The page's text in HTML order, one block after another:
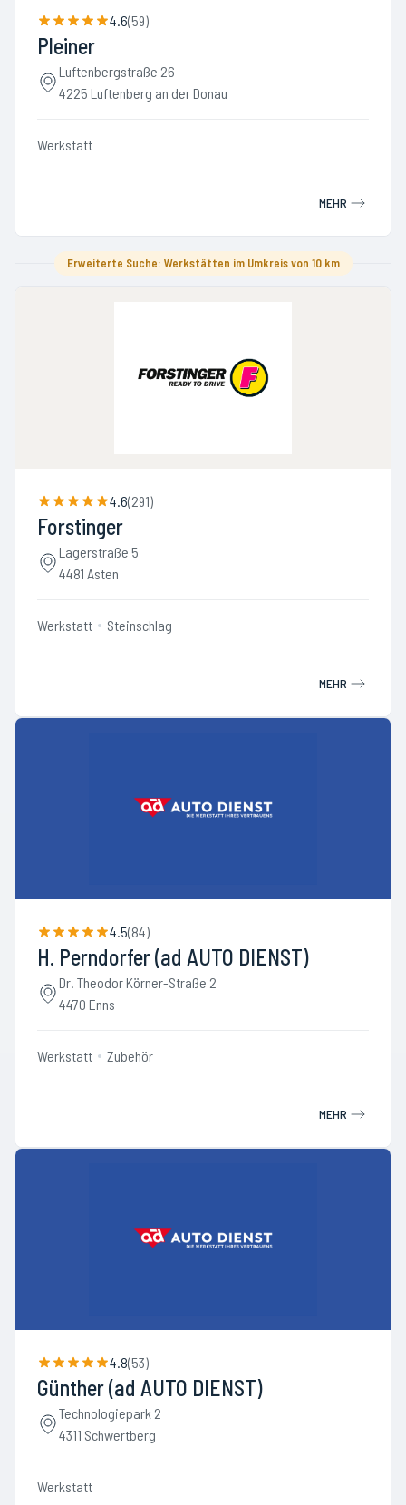
4.6(59)
Pleiner
Luftenbergstraße 26
4225 Luftenberg an der Donau
Werkstatt
MEHR
Erweiterte Suche: Werkstätten im Umkreis von 10 km
4.6(291)
Forstinger
Lagerstraße 5
4481 Asten
Werkstatt Steinschlag
MEHR
4.5(84)
H. Perndorfer (ad AUTO DIENST)
Dr. Theodor Körner-Straße 2
4470 Enns
Werkstatt Zubehör
MEHR
4.8(53)
Günther (ad AUTO DIENST)
Technologiepark 2
4311 Schwertberg
Werkstatt